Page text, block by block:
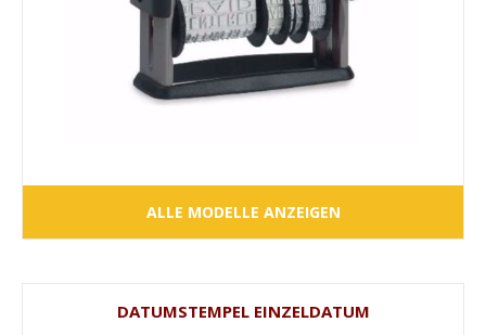
ALLE MODELLE ANZEIGEN
DATUMSTEMPEL EINZELDATUM